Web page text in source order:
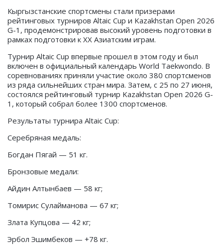
Кыргызстанские спортсмены стали призерами
рейтинговых турниров Altaic Cup и Kazakhstan Open 2026
G-1, продемонстрировав высокий уровень подготовки в
рамках подготовки к XX Азиатским играм.
Турнир Altaic Cup впервые прошел в этом году и был
включен в официальный календарь World Taekwondo. В
соревнованиях приняли участие около 380 спортсменов
из ряда сильнейших стран мира. Затем, с 25 по 27 июня,
состоялся рейтинговый турнир Kazakhstan Open 2026 G-
1, который собрал более 1300 спортсменов.
Результаты турнира Altaic Cup:
Серебряная медаль:
Богдан Пягай — 51 кг.
Бронзовые медали:
Айдин Алтынбаев — 58 кг;
Томирис Сулайманова — 67 кг;
Злата Купцова — 42 кг;
Эрбол Эшимбеков — +78 кг.